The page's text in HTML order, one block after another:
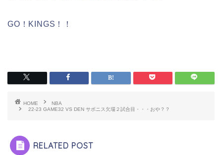
GO！KINGS！！
HOME
NBA
22-23 GAME32 VS DEN サボニス欠場２試合目・・・おや？？
RELATED POST